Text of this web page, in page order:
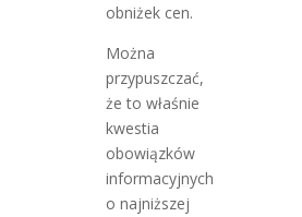
obniżek cen.
Można
przypuszczać,
że to właśnie
kwestia
obowiązków
informacyjnych
o najniższej